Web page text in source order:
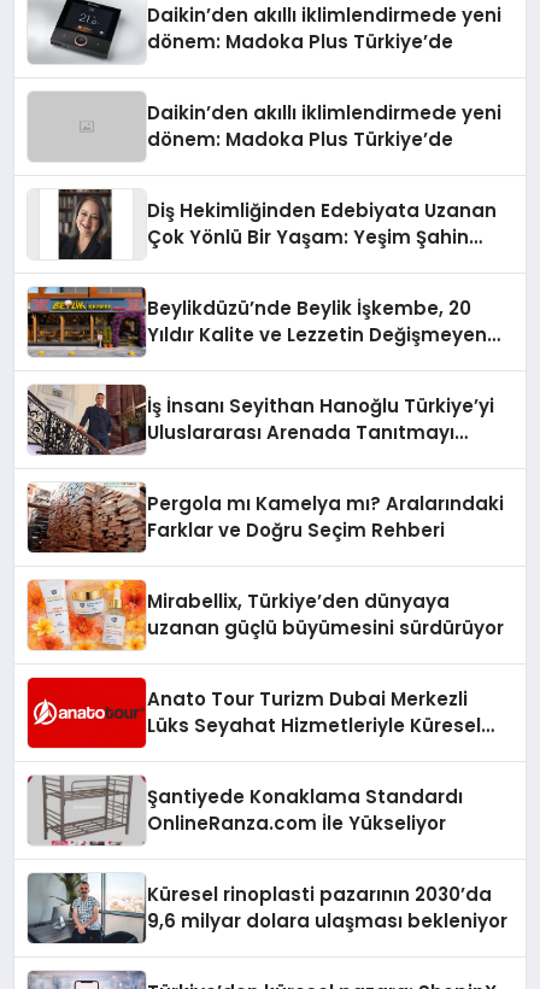
Daikin’den akıllı iklimlendirmede yeni
dönem: Madoka Plus Türkiye’de
Daikin’den akıllı iklimlendirmede yeni
dönem: Madoka Plus Türkiye’de
Diş Hekimliğinden Edebiyata Uzanan
Çok Yönlü Bir Yaşam: Yeşim Şahin
Beylikdüzü’nde Beylik İşkembe, 20
Yıldır Kalite ve Lezzetin Değişmeyen
İş İnsanı Seyithan Hanoğlu Türkiye’yi
Uluslararası Arenada Tanıtmayı
Pergola mı Kamelya mı? Aralarındaki
Farklar ve Doğru Seçim Rehberi
Mirabellix, Türkiye’den dünyaya
uzanan güçlü büyümesini sürdürüyor
Anato Tour Turizm Dubai Merkezli
Lüks Seyahat Hizmetleriyle Küresel
Şantiyede Konaklama Standardı
OnlineRanza.com İle Yükseliyor
Küresel rinoplasti pazarının 2030’da
9,6 milyar dolara ulaşması bekleniyor